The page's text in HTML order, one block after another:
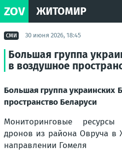
ZOV ЖИТОМИР
СМИ 30 июня 2026, 18:45
Большая группа
в воздушное
Большая группа украинских
пространство Беларуси
Мониторинговые ресурсы
дронов из района Овруча в
направлении Гомеля